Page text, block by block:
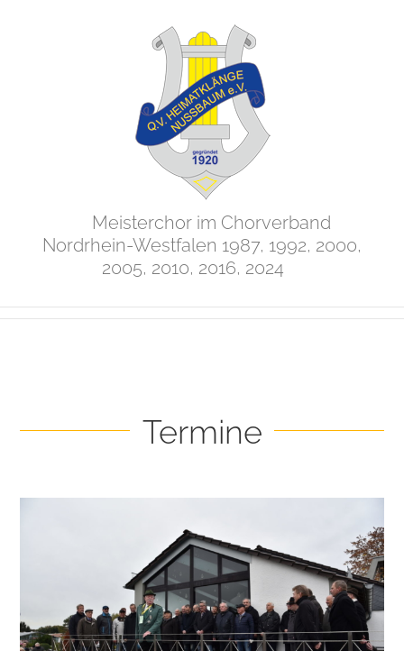
Meisterchor im Chorverband
Nordrhein-Westfalen 1987, 1992, 2000,
2005, 2010, 2016, 2024
Termine